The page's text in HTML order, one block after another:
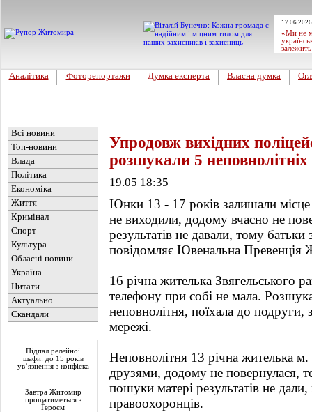
«Ми не
Аналітика Фоторепортажи Думка експерта Власна думка
Всі новини
Топ-новини
Влада
Політика
Економіка
Життя
Кримінал
Спорт
Культура
Обласні новини
Україна
Цитати
Актуально
Скандали
Підпал релейної
шафи: до 15 років
ув’язнення з конфіска
Завтра Житомир
прощатиметься з
Героєм
Упродовж вихідних
розшукали 5 неповнолітніх
19.05 18:35
Юнки 13 - 17 років залишали
не виходили, додому вчасно не
результатів не давали, тому
повідомляє Ювенальна Превенція
16 річна жителька Звягельського
телефону при собі не мала.
неповнолітня, поїхала до подруги,
мережі.
Неповнолітня 13 річна жителька
друзями, додому не повернулася,
пошуки матері результатів не
правоохоронців.